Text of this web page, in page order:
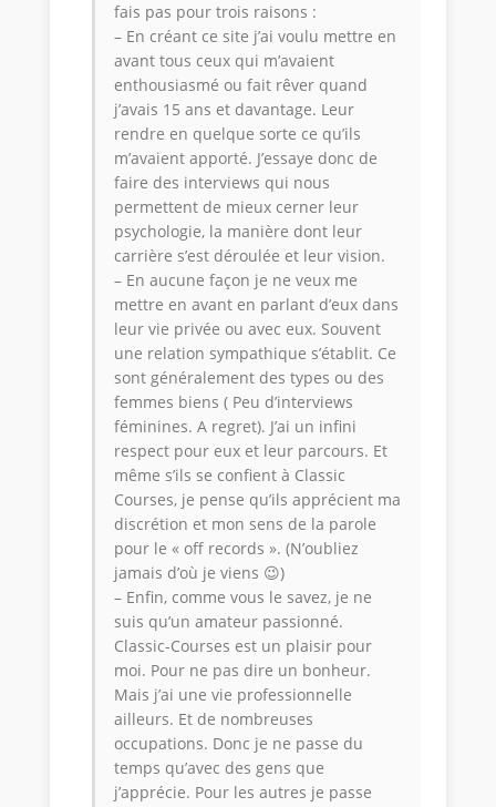
fais pas pour trois raisons :
– En créant ce site j’ai voulu mettre en
avant tous ceux qui m’avaient
enthousiasmé ou fait rêver quand
j’avais 15 ans et davantage. Leur
rendre en quelque sorte ce qu’ils
m’avaient apporté. J’essaye donc de
faire des interviews qui nous
permettent de mieux cerner leur
psychologie, la manière dont leur
carrière s’est déroulée et leur vision.
– En aucune façon je ne veux me
mettre en avant en parlant d’eux dans
leur vie privée ou avec eux. Souvent
une relation sympathique s’établit. Ce
sont généralement des types ou des
femmes biens ( Peu d’interviews
féminines. A regret). J’ai un infini
respect pour eux et leur parcours. Et
même s’ils se confient à Classic
Courses, je pense qu’ils apprécient ma
discrétion et mon sens de la parole
pour le « off records ». (N’oubliez
jamais d’où je viens 😉)
– Enfin, comme vous le savez, je ne
suis qu’un amateur passionné.
Classic-Courses est un plaisir pour
moi. Pour ne pas dire un bonheur.
Mais j’ai une vie professionnelle
ailleurs. Et de nombreuses
occupations. Donc je ne passe du
temps qu’avec des gens que
j’apprécie. Pour les autres je passe